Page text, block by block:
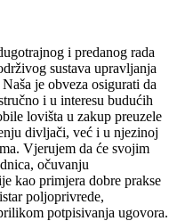
i predanog rada
sustava upravljanja
je obveza osigurati da
i u interesu budućih
lovišta u zakup preuzele
divljači, već i u njezinoj
Vjerujem da će svojim
očuvanju
kao primjera dobre prakse
poljoprivrede,
potpisivanja ugovora.